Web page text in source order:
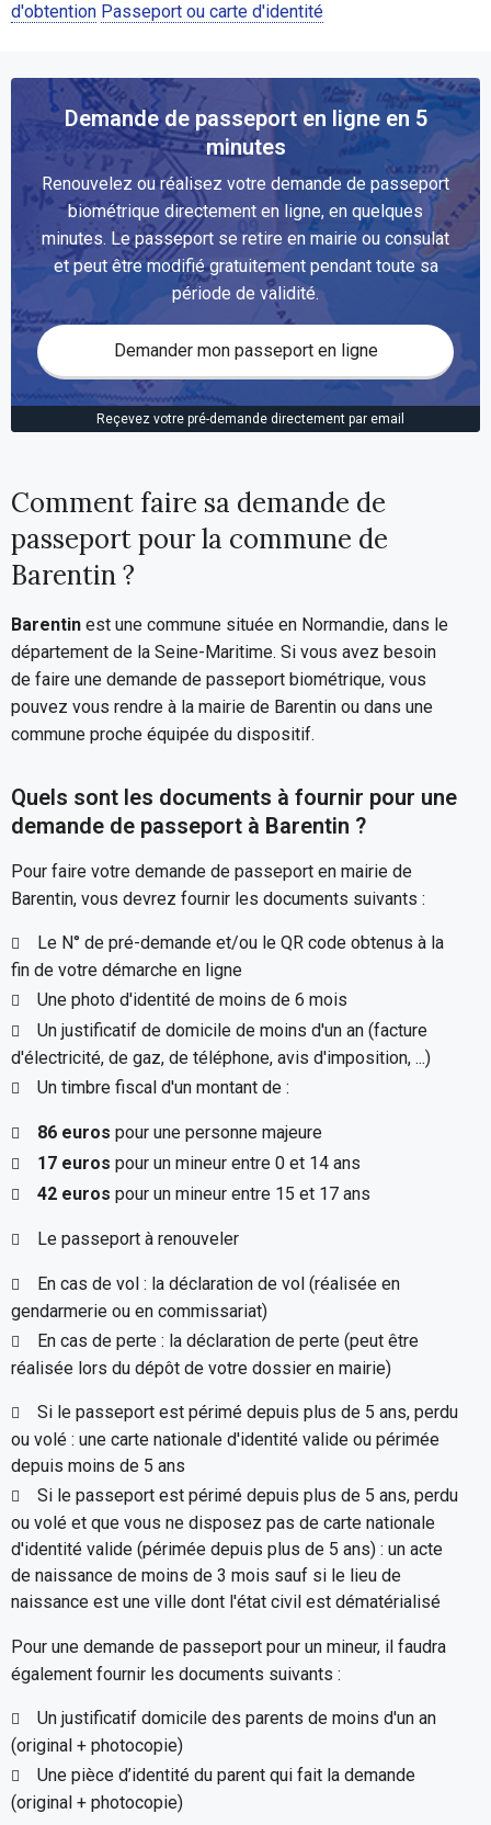
d'obtention Passeport ou carte d'identité
Demande de passeport en ligne en 5
minutes
Renouvelez ou réalisez votre demande de passeport
biométrique directement en ligne, en quelques
minutes. Le passeport se retire en mairie ou consulat
et peut être modifié gratuitement pendant toute sa
période de validité.
Demander mon passeport en ligne
Reçevez votre pré-demande directement par email
Comment faire sa demande de
passeport pour la commune de
Barentin ?
Barentin est une commune située en Normandie, dans le
département de la Seine-Maritime. Si vous avez besoin
de faire une demande de passeport biométrique, vous
pouvez vous rendre à la mairie de Barentin ou dans une
commune proche équipée du dispositif.
Quels sont les documents à fournir pour une
demande de passeport à Barentin ?
Pour faire votre demande de passeport en mairie de
Barentin, vous devrez fournir les documents suivants :
Le N° de pré-demande et/ou le QR code obtenus à la
fin de votre démarche en ligne
Une photo d'identité de moins de 6 mois
Un justificatif de domicile de moins d'un an (facture
d'électricité, de gaz, de téléphone, avis d'imposition, ...)
Un timbre fiscal d'un montant de :
86 euros pour une personne majeure
17 euros pour un mineur entre 0 et 14 ans
42 euros pour un mineur entre 15 et 17 ans
Le passeport à renouveler
En cas de vol : la déclaration de vol (réalisée en
gendarmerie ou en commissariat)
En cas de perte : la déclaration de perte (peut être
réalisée lors du dépôt de votre dossier en mairie)
Si le passeport est périmé depuis plus de 5 ans, perdu
ou volé : une carte nationale d'identité valide ou périmée
depuis moins de 5 ans
Si le passeport est périmé depuis plus de 5 ans, perdu
ou volé et que vous ne disposez pas de carte nationale
d'identité valide (périmée depuis plus de 5 ans) : un acte
de naissance de moins de 3 mois sauf si le lieu de
naissance est une ville dont l'état civil est dématérialisé
Pour une demande de passeport pour un mineur, il faudra
également fournir les documents suivants :
Un justificatif domicile des parents de moins d'un an
(original + photocopie)
Une pièce d’identité du parent qui fait la demande
(original + photocopie)